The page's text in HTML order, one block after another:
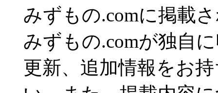
みずもの.comに掲載
みずもの.comが独自
更新、追加情報をお